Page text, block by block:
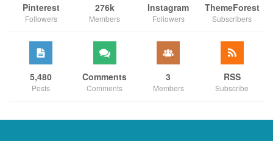
Pinterest
Followers
276k
Members
Instagram
Followers
ThemeForest
Subscribers
5,480
Posts
Comments
Comments
3
Members
RSS
Subscribe